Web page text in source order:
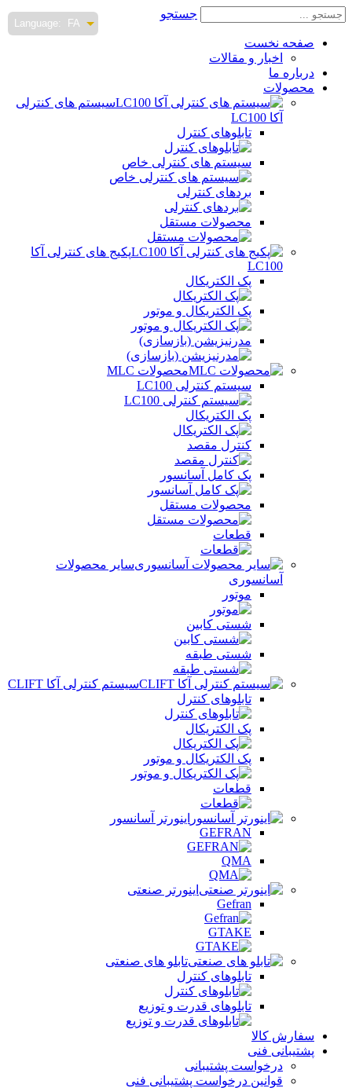
Language: FA
جستجو
صفحه نخست
اخبار و مقالات
درباره ما
محصولات
سیستم های کنترلی
آکا LC100
تابلوهای کنترل
سیستم های کنترلی خاص
بردهای کنترلی
محصولات مستقل
پکیج های کنترلی آکا
LC100
پک الکتریکال
پک الکتریکال و موتور
مدرنیزیشن (بازسازی)
محصولات MLC
سیستم کنترلی LC100
پک الکتریکال
کنترل مقصد
پک کامل آسانسور
محصولات مستقل
قطعات
سایر محصولات
آسانسوری
موتور
شستی کابین
شستی طبقه
سیستم کنترلی آکا CLIFT
تابلوهای کنترل
پک الکتریکال
پک الکتریکال و موتور
قطعات
اینورتر آسانسور
GEFRAN
QMA
اینورتر صنعتی
Gefran
GTAKE
تابلو های صنعتی
تابلوهای کنترل
تابلوهای قدرت و توزیع
سفارش کالا
پشتیبانی فنی
درخواست پشتیبانی
قوانین درخواست پشتیبانی فنی